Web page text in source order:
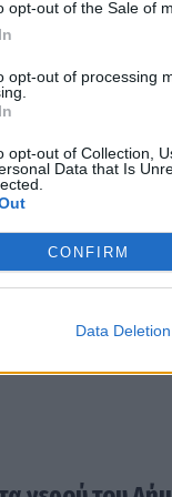
opt-out of the Sale of
opt-out of processing
opt-out of Collection,
Data that Is
CONFIRM
Data Deletion
δεν
Δημοτικές
Κυνουρίας.